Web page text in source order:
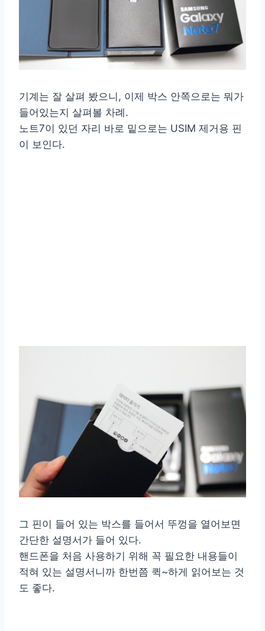
기계는 잘 살펴 봤으니, 이제 박스 안쪽으로는 뭐가
들어있는지 살펴볼 차례.
노트7이 있던 자리 바로 밑으로는 USIM 제거용 핀
이 보인다.
그 핀이 들어 있는 박스를 들어서 뚜껑을 열어보면
간단한 설명서가 들어 있다.
핸드폰을 처음 사용하기 위해 꼭 필요한 내용들이
적혀 있는 설명서니까 한번쯤 퀵~하게 읽어보는 것
도 좋다.